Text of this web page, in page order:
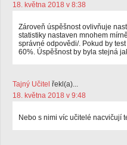
18. května 2018 v 8:38
Zároveň úspěšnost ovlivňuje
statistiky nastaven mnohem
správné odpovědi/. Pokud by
60%. Úspěšnost by byla stejná
Tajný Učitel řekl(a)...
18. května 2018 v 9:48
Nebo s nimi víc učitelé nacvičují